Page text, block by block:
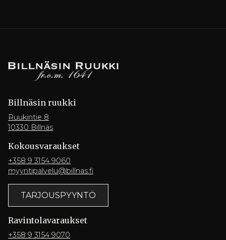
Billnäsin ruukki
Ruukintie 8
10330 Billnäs
Kokousvaraukset
+358 9 3154 9060
myyntipalvelu@billnas.fi
TARJOUSPYYNTÖ
Ravintola­varaukset
+358 9 3154 9070